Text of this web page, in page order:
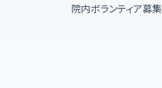
院内ボランティア募集